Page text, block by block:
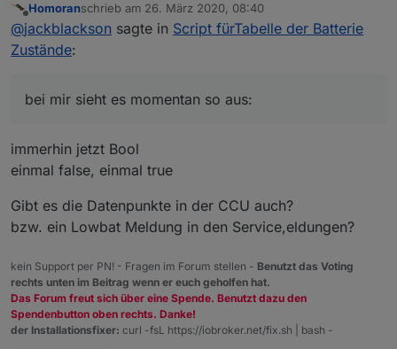
Homematic neu gestartet, die Heizgruppe
gelöscht...aber bei mir sieht es momentan so
Offline
Homoranschrieb am 26. März 2020, 08:40
zuletzt editiert von
@jackblackson sagte in Script fürTabelle der Batterie
Zustände:
bei mir sieht es momentan so aus:
immerhin jetzt Bool
einmal false, einmal true
Gibt es die Datenpunkte in der CCU auch?
bzw. ein Lowbat Meldung in den Service,eldungen?
kein Support per PN! - Fragen im Forum stellen - Benutzt das Voting
rechts unten im Beitrag wenn er euch geholfen hat.
Das Forum freut sich über eine Spende. Benutzt dazu den
Spendenbutton oben rechts. Danke!
der Installationsfixer: curl -fsL https://iobroker.net/fix.sh | bash -